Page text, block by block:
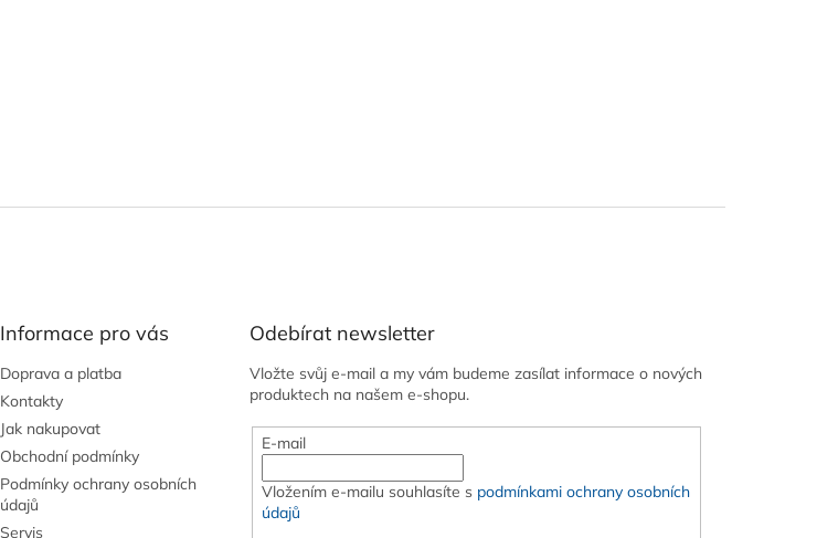
Informace pro vás
Doprava a platba
Kontakty
Jak nakupovat
Obchodní podmínky
Podmínky ochrany osobních
údajů
Servis
Odebírat newsletter
Vložte svůj e-mail a my vám budeme zasílat informace o nových
produktech na našem e-shopu.
E-mail
Vložením e-mailu souhlasíte s podmínkami ochrany osobních
údajů